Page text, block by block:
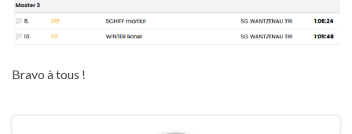
Bravo à tous !